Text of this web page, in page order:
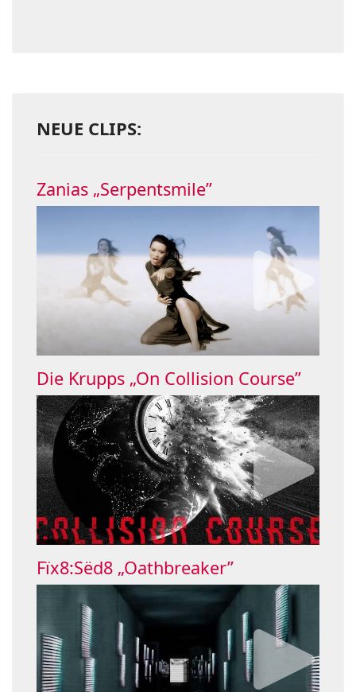
NEUE CLIPS:
Zanias „Serpentsmile”
Die Krupps „On Collision Course”
Fïx8:Sëd8 „Oathbreaker”